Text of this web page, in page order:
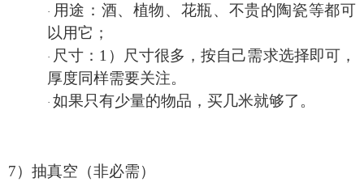
· 用途：酒、植物、花瓶、不贵的陶瓷等都可
以用它；
· 尺寸： 1）尺寸很多，按自己需求选择即可，
厚度同样需要关注。
· 如果只有少量的物品，买几米就够了。
7）抽真空（非必需）